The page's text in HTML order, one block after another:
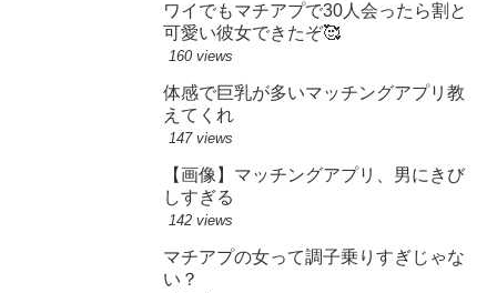
ワイでもマチアプで30人会ったら割と
可愛い彼女できたぞ🥰
160 views
体感で巨乳が多いマッチングアプリ教
えてくれ
147 views
【画像】マッチングアプリ、男にきび
しすぎる
142 views
マチアプの女って調子乗りすぎじゃな
い？